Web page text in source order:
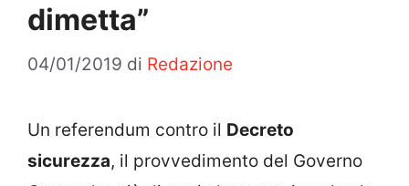
dimetta”
04/01/2019 di Redazione
Un referendum contro il Decreto
sicurezza, il provvedimento del Governo